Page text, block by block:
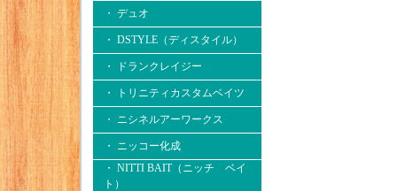
・ デュオ
・ DSTYLE（ディスタイル）
・ ドランクレイジー
・ トリニティカスタムベイツ
・ ニシネルアーワークス
・ ニッコー化成
・ NITTI BAIT（ニッチ ベイ
ト）